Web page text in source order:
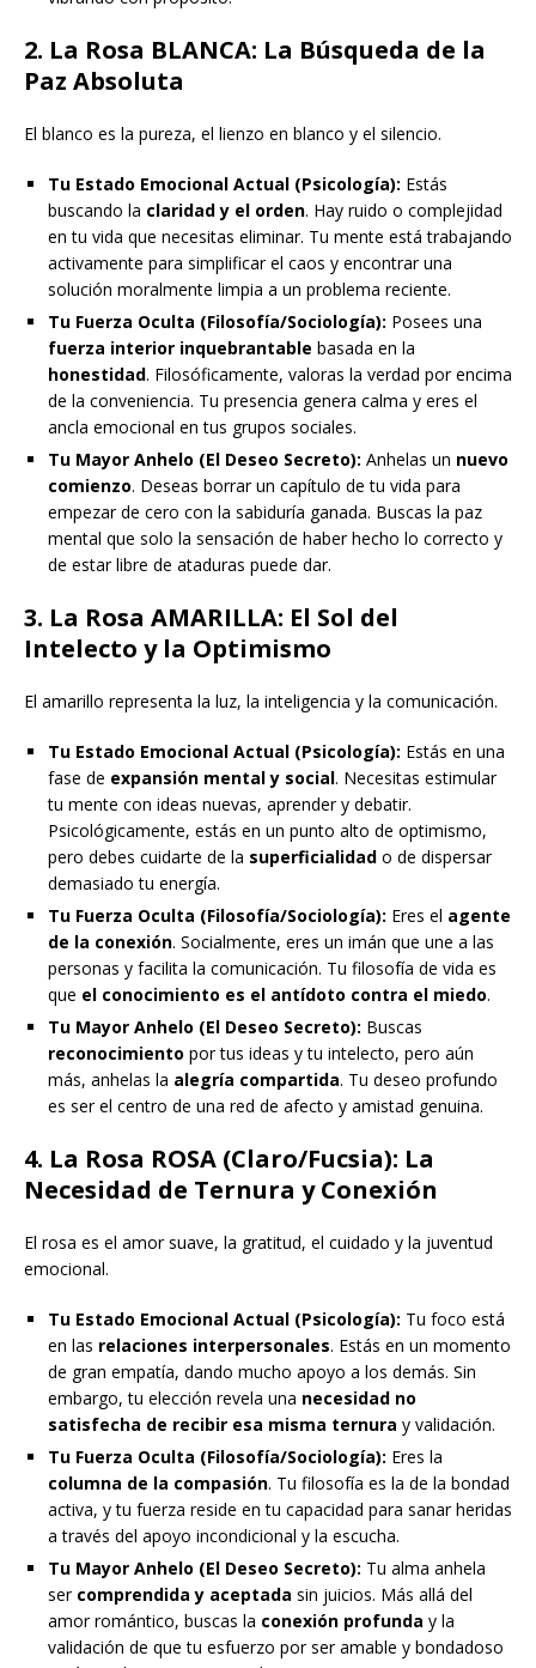
2. La Rosa BLANCA: La Búsqueda de la
Paz Absoluta
El blanco es la pureza, el lienzo en blanco y el silencio.
Tu Estado Emocional Actual (Psicología): Estás
buscando la claridad y el orden. Hay ruido o complejidad
en tu vida que necesitas eliminar. Tu mente está trabajando
activamente para simplificar el caos y encontrar una
solución moralmente limpia a un problema reciente.
Tu Fuerza Oculta (Filosofía/Sociología): Posees una
fuerza interior inquebrantable basada en la
honestidad. Filosóficamente, valoras la verdad por encima
de la conveniencia. Tu presencia genera calma y eres el
ancla emocional en tus grupos sociales.
Tu Mayor Anhelo (El Deseo Secreto): Anhelas un nuevo
comienzo. Deseas borrar un capítulo de tu vida para
empezar de cero con la sabiduría ganada. Buscas la paz
mental que solo la sensación de haber hecho lo correcto y
de estar libre de ataduras puede dar.
3. La Rosa AMARILLA: El Sol del
Intelecto y la Optimismo
El amarillo representa la luz, la inteligencia y la comunicación.
Tu Estado Emocional Actual (Psicología): Estás en una
fase de expansión mental y social. Necesitas estimular
tu mente con ideas nuevas, aprender y debatir.
Psicológicamente, estás en un punto alto de optimismo,
pero debes cuidarte de la superficialidad o de dispersar
demasiado tu energía.
Tu Fuerza Oculta (Filosofía/Sociología): Eres el agente
de la conexión. Socialmente, eres un imán que une a las
personas y facilita la comunicación. Tu filosofía de vida es
que el conocimiento es el antídoto contra el miedo.
Tu Mayor Anhelo (El Deseo Secreto): Buscas
reconocimiento por tus ideas y tu intelecto, pero aún
más, anhelas la alegría compartida. Tu deseo profundo
es ser el centro de una red de afecto y amistad genuina.
4. La Rosa ROSA (Claro/Fucsia): La
Necesidad de Ternura y Conexión
El rosa es el amor suave, la gratitud, el cuidado y la juventud
emocional.
Tu Estado Emocional Actual (Psicología): Tu foco está
en las relaciones interpersonales. Estás en un momento
de gran empatía, dando mucho apoyo a los demás. Sin
embargo, tu elección revela una necesidad no
satisfecha de recibir esa misma ternura y validación.
Tu Fuerza Oculta (Filosofía/Sociología): Eres la
columna de la compasión. Tu filosofía es la de la bondad
activa, y tu fuerza reside en tu capacidad para sanar heridas
a través del apoyo incondicional y la escucha.
Tu Mayor Anhelo (El Deseo Secreto): Tu alma anhela
ser comprendida y aceptada sin juicios. Más allá del
amor romántico, buscas la conexión profunda y la
validación de que tu esfuerzo por ser amable y bondadoso